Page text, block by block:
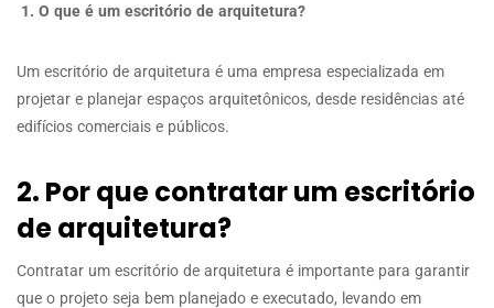
1. O que é um escritório de arquitetura?
Um escritório de arquitetura é uma empresa especializada em
projetar e planejar espaços arquitetônicos, desde residências até
edifícios comerciais e públicos.
2. Por que contratar um escritório
de arquitetura?
Contratar um escritório de arquitetura é importante para garantir
que o projeto seja bem planejado e executado, levando em